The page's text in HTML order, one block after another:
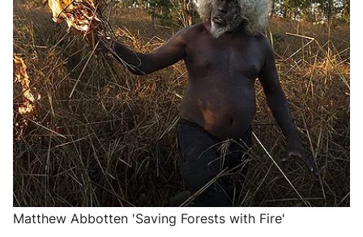
Matthew Abbotten 'Saving Forests with Fire'